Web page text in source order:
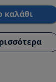
καλάθι